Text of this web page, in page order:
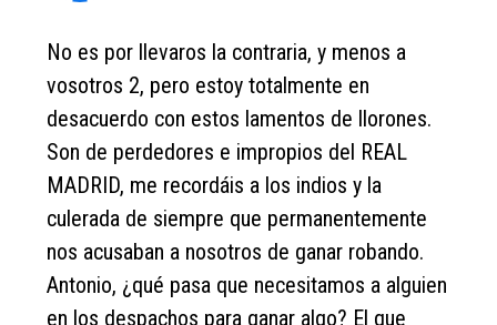
No es por llevaros la contraria, y menos a
vosotros 2, pero estoy totalmente en
desacuerdo con estos lamentos de llorones.
Son de perdedores e impropios del REAL
MADRID, me recordáis a los indios y la
culerada de siempre que permanentemente
nos acusaban a nosotros de ganar robando.
Antonio, ¿qué pasa que necesitamos a alguien
en los despachos para ganar algo? El que